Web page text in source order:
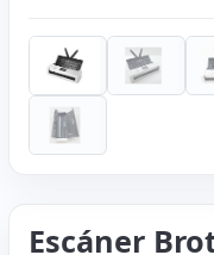
Escáner